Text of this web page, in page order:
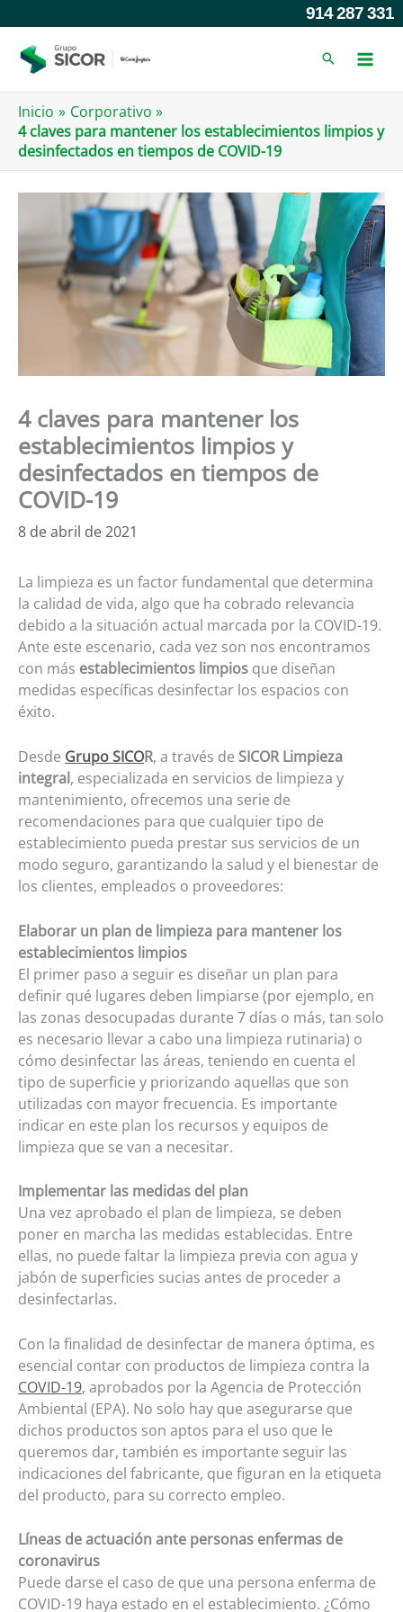
al
contenido
914 287 331
Inicio
Corporativo
4 claves para mantener los establecimientos limpios y
desinfectados en tiempos de COVID-19
4 claves para mantener los
establecimientos limpios y
desinfectados en tiempos de
COVID-19
8 de abril de 2021
La limpieza es un factor fundamental que determina
la calidad de vida, algo que ha cobrado relevancia
debido a la situación actual marcada por la COVID-19.
Ante este escenario, cada vez son nos encontramos
con más establecimientos limpios que diseñan
medidas específicas desinfectar los espacios con
éxito.
Desde Grupo SICOR, a través de SICOR Limpieza
integral, especializada en servicios de limpieza y
mantenimiento, ofrecemos una serie de
recomendaciones para que cualquier tipo de
establecimiento pueda prestar sus servicios de un
modo seguro, garantizando la salud y el bienestar de
los clientes, empleados o proveedores:
Elaborar un plan de limpieza para mantener los
establecimientos limpios
El primer paso a seguir es diseñar un plan para
definir qué lugares deben limpiarse (por ejemplo, en
las zonas desocupadas durante 7 días o más, tan solo
es necesario llevar a cabo una limpieza rutinaria) o
cómo desinfectar las áreas, teniendo en cuenta el
tipo de superficie y priorizando aquellas que son
utilizadas con mayor frecuencia. Es importante
indicar en este plan los recursos y equipos de
limpieza que se van a necesitar.
Implementar las medidas del plan
Una vez aprobado el plan de limpieza, se deben
poner en marcha las medidas establecidas. Entre
ellas, no puede faltar la limpieza previa con agua y
jabón de superficies sucias antes de proceder a
desinfectarlas.
Con la finalidad de desinfectar de manera óptima, es
esencial contar con productos de limpieza contra la
COVID-19, aprobados por la Agencia de Protección
Ambiental (EPA). No solo hay que asegurarse que
dichos productos son aptos para el uso que le
queremos dar, también es importante seguir las
indicaciones del fabricante, que figuran en la etiqueta
del producto, para su correcto empleo.
Líneas de actuación ante personas enfermas de
coronavirus
Puede darse el caso de que una persona enferma de
COVID-19 haya estado en el establecimiento. ¿Cómo